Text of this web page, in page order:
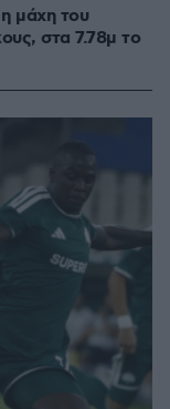
μάχη του
στα 7.78μ το